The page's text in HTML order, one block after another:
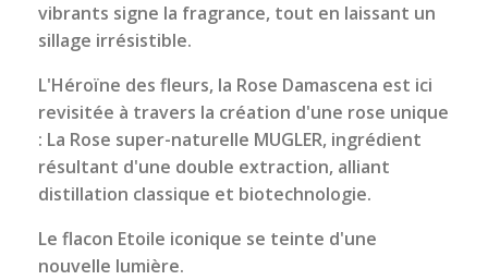
vibrants signe la fragrance, tout en laissant un
sillage irrésistible.
L'Héroïne des fleurs, la Rose Damascena est ici
revisitée à travers la création d'une rose unique
: La Rose super-naturelle MUGLER, ingrédient
résultant d'une double extraction, alliant
distillation classique et biotechnologie.
Le flacon Etoile iconique se teinte d'une
nouvelle lumière.